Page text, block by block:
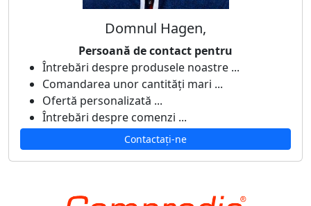
Domnul Hagen,
Persoană de contact pentru
Întrebări despre produsele noastre ...
Comandarea unor cantități mari ...
Ofertă personalizată ...
Întrebări despre comenzi ...
Contactați-ne